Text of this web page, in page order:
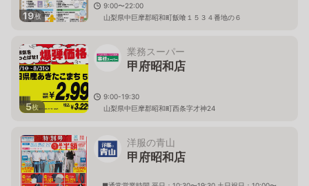
19枚
9:00〜22:00
山梨県中巨摩郡昭和町飯喰１５３４番地の６
5枚
業務スーパー
甲府昭和店
9:00-19:30
山梨県中巨摩郡昭和町西条字才神24
洋服の青山
甲府昭和店